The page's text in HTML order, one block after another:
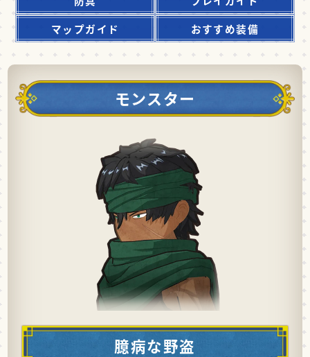
マップガイド
おすすめ装備
モンスター
臆病な野盗